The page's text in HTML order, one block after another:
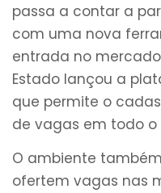
passa a contar a
com uma nova
entrada no
Estado lançou a
que permite o
de vagas em todo o
O ambiente
ofertem vagas nas